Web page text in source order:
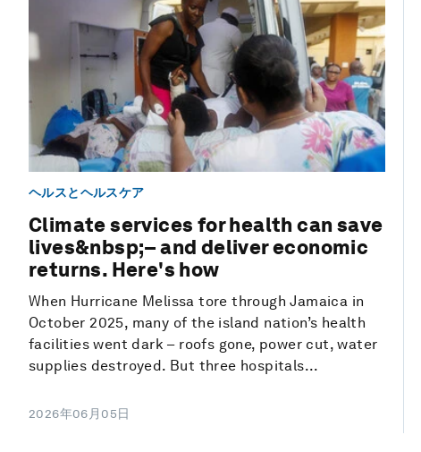
ヘルスとヘルスケア
Climate services for health can save
lives&nbsp;– and deliver economic
returns. Here's how
When Hurricane Melissa tore through Jamaica in
October 2025, many of the island nation’s health
facilities went dark – roofs gone, power cut, water
supplies destroyed. But three hospitals...
2026年06月05日